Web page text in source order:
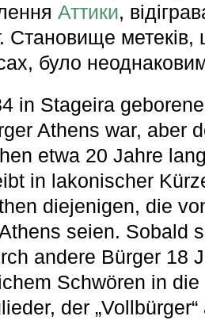
Аттики,
Становище
було
in Stageira
Athens war, aber
etwa 20 Jahre
in lakonischer
diejenigen, die
seien. Sobald
andere Bürger 18
Schwören in
der